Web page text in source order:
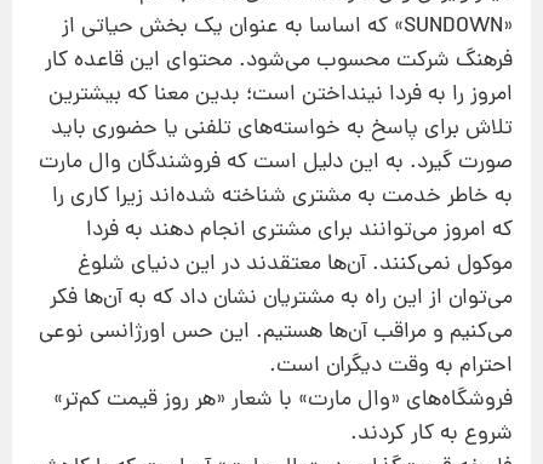
«SUNDOWN» كه اساسا به عنوان یك بخش حیاتی از
فرهنگ شركت محسوب می‌شود. محتوای این قاعده كار
امروز را به فردا نینداختن است؛ بدین معنا كه بیشترین
تلاش برای پاسخ به خواسته‌های تلفنی یا حضوری باید
صورت گیرد. به این دلیل است كه فروشندگان وال مارت
به خاطر خدمت به مشتری شناخته شده‌اند زیرا كاری را
كه امروز می‌توانند برای مشتری انجام دهند به فردا
موكول نمی‌كنند. آن‌ها معتقدند در این دنیای شلوغ
می‌توان از این راه به مشتریان نشان داد كه به آن‌ها فكر
می‌كنیم و مراقب آن‌ها هستیم. این حس اورژانسی نوعی
احترام به وقت دیگران است.
فروشگاه‌های «وال مارت» با شعار «هر روز قیمت كم‌تر»
شروع به كار كردند.